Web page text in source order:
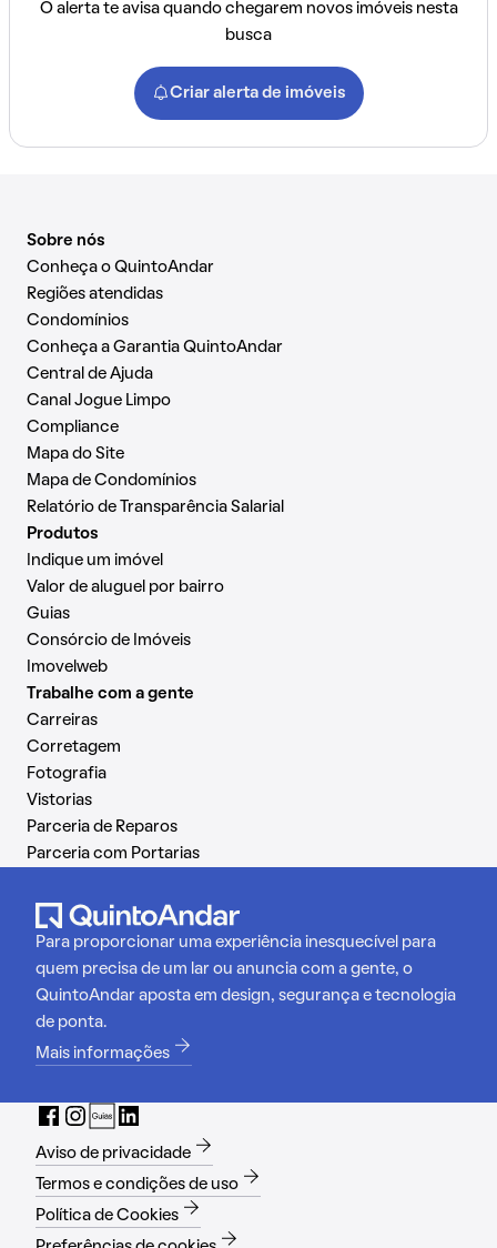
O alerta te avisa quando chegarem novos imóveis nesta
busca
Criar alerta de imóveis
Sobre nós
Conheça o QuintoAndar
Regiões atendidas
Condomínios
Conheça a Garantia QuintoAndar
Central de Ajuda
Canal Jogue Limpo
Compliance
Mapa do Site
Mapa de Condomínios
Relatório de Transparência Salarial
Produtos
Indique um imóvel
Valor de aluguel por bairro
Guias
Consórcio de Imóveis
Imovelweb
Trabalhe com a gente
Carreiras
Corretagem
Fotografia
Vistorias
Parceria de Reparos
Parceria com Portarias
Para proporcionar uma experiência inesquecível para
quem precisa de um lar ou anuncia com a gente, o
QuintoAndar aposta em design, segurança e tecnologia
de ponta.
Mais informações
Aviso de privacidade
Termos e condições de uso
Política de Cookies